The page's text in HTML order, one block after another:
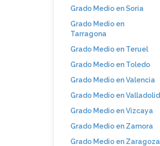
Grado Medio en Soria
Grado Medio en
Tarragona
Grado Medio en Teruel
Grado Medio en Toledo
Grado Medio en Valencia
Grado Medio en Valladolid
Grado Medio en Vizcaya
Grado Medio en Zamora
Grado Medio en Zaragoza